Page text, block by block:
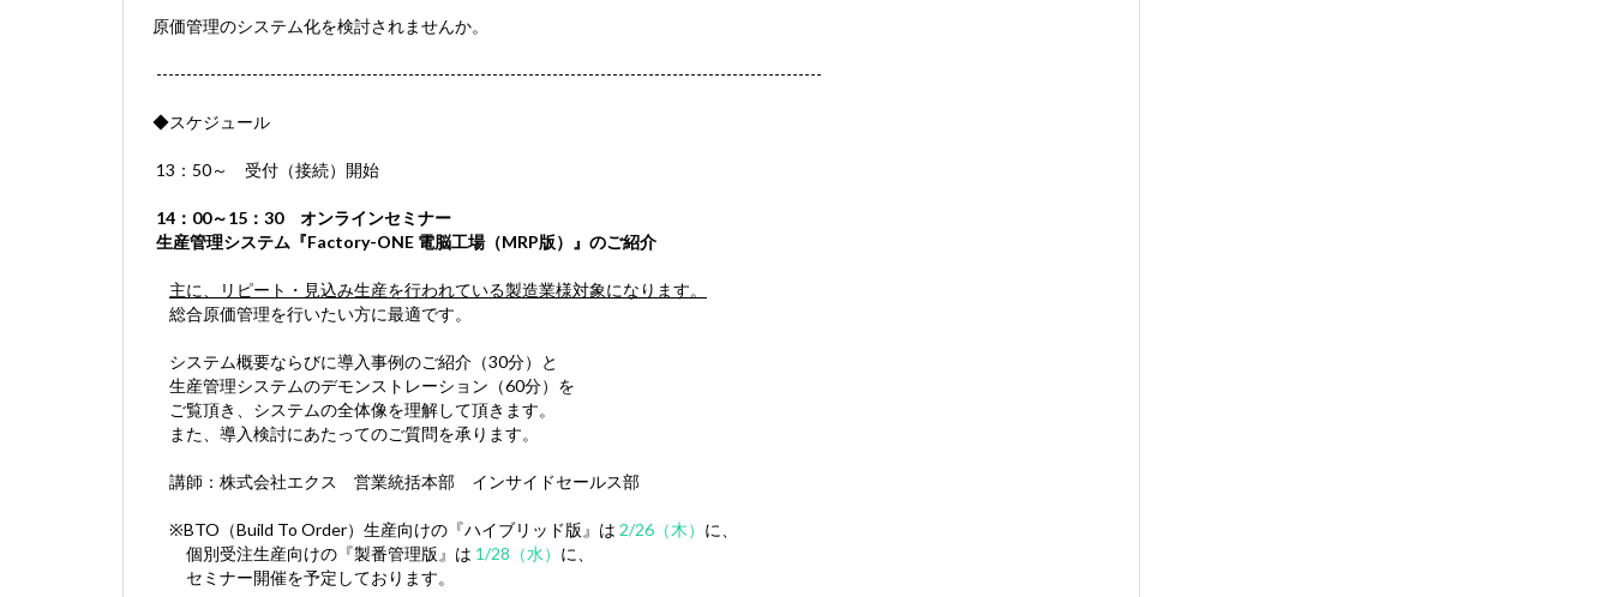
原価管理のシステム化を検討されませんか。
---------------------------------------------------------------------------------------------------------------
◆スケジュール
13：50～ 受付（接続）開始
14：00～15：30 オンラインセミナー
生産管理システム 『Factory-ONE 電脳工場（MRP版）』のご紹介
主に、リピート・見込み生産を行われている製造業様対象になります。
総合原価管理を行いたい方に最適です。
システム概要ならびに導入事例のご紹介（30分）と
生産管理システムのデモンストレーション（60分）を
ご覧頂き、システムの全体像を理解して頂きます。
また、導入検討にあたってのご質問を承ります。
講師：株式会社エクス 営業統括本部 インサイドセールス部
※BTO（Build To Order）生産向けの『ハイブリッド版』は 2/26（木） に、
個別受注生産向けの『製番管理版』は 1/28（水） に、
セミナー開催を予定しております。